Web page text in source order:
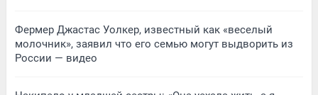
Фермер Джастас Уолкер, известный как «веселый
молочник», заявил что его семью могут выдворить из
России — видео